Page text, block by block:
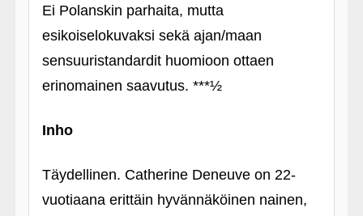
Ei Polanskin parhaita, mutta
esikoiselokuvaksi sekä ajan/maan
sensuuristandardit huomioon ottaen
erinomainen saavutus. ***½
Inho
Täydellinen. Catherine Deneuve on 22-
vuotiaana erittäin hyvännäköinen nainen,